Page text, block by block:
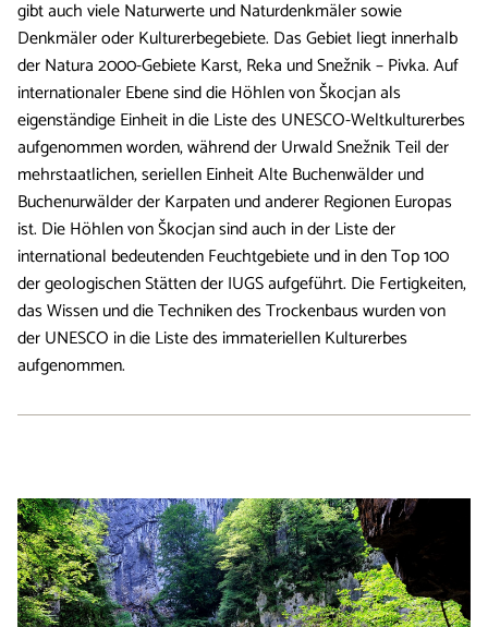
gibt auch viele Naturwerte und Naturdenkmäler sowie
Denkmäler oder Kulturerbegebiete. Das Gebiet liegt innerhalb
der Natura 2000-Gebiete Karst, Reka und Snežnik – Pivka. Auf
internationaler Ebene sind die Höhlen von Škocjan als
eigenständige Einheit in die Liste des UNESCO-Weltkulturerbes
aufgenommen worden, während der Urwald Snežnik Teil der
mehrstaatlichen, seriellen Einheit Alte Buchenwälder und
Buchenurwälder der Karpaten und anderer Regionen Europas
ist. Die Höhlen von Škocjan sind auch in der Liste der
international bedeutenden Feuchtgebiete und in den Top 100
der geologischen Stätten der IUGS aufgeführt. Die Fertigkeiten,
das Wissen und die Techniken des Trockenbaus wurden von
der UNESCO in die Liste des immateriellen Kulturerbes
aufgenommen.